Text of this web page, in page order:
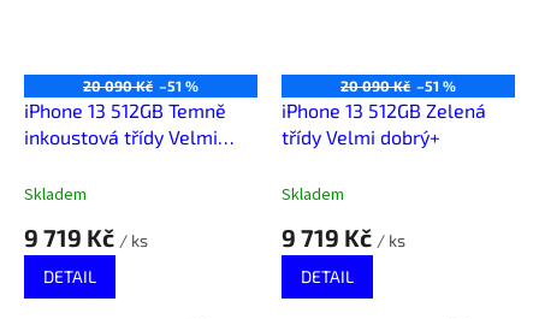
20 090 Kč –51 %
iPhone 13 512GB Temně
inkoustová třídy Velmi
Skladem
9 719 Kč / ks
DETAIL
20 090 Kč –51 %
iPhone 13 512GB Zelená
třídy Velmi dobrý+
Skladem
9 719 Kč / ks
DETAIL